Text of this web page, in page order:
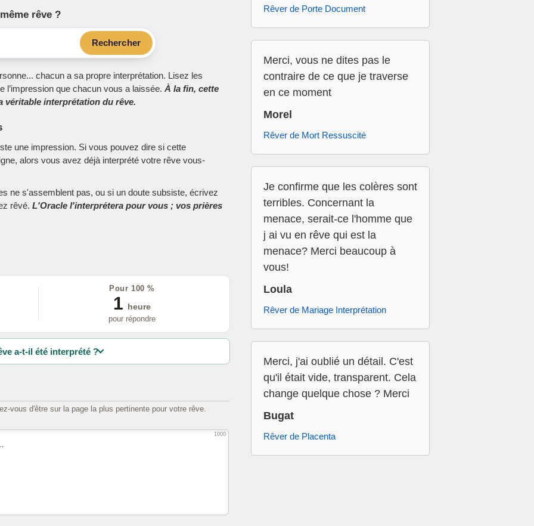
rêve ?
Rechercher
chacun a sa propre interprétation. Lisez les
l’impression que chacun vous a laissée. À la fin, cette
véritable interprétation du rêve.
une impression. Si vous pouvez dire si cette
alors vous avez déjà interprété votre rêve vous-
ne s'assemblent pas, ou si un doute subsiste, écrivez
rêvé. L'Oracle l'interprétera pour vous ; vos prières
Pour 100 %
1
heure
pour répondre
a-t-il été interprété ?
vous d'être sur la page la plus pertinente pour votre rêve.
1000
Rêver de Porte Document
Merci, vous ne dites pas le
contraire de ce que je traverse
en ce moment
Morel
Rêver de Mort Ressuscité
Je confirme que les colères sont
terribles. Concernant la
menace, serait-ce l'homme que
j ai vu en rêve qui est la
menace? Merci beaucoup à
vous!
Loula
Rêver de Mariage Interprétation
Merci, j'ai oublié un détail. C'est
qu'il était vide, transparent. Cela
change quelque chose ? Merci
Bugat
Rêver de Placenta